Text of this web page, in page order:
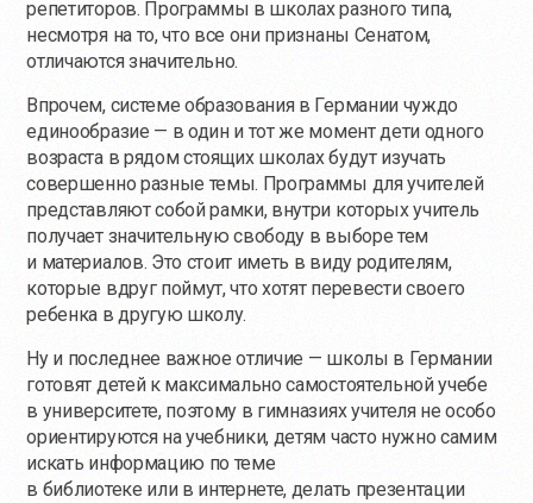
репетиторов. Программы в школах разного типа,
несмотря на то, что все они признаны Сенатом,
отличаются значительно.
Впрочем, системе образования в Германии чуждо
единообразие — в один и тот же момент дети одного
возраста в рядом стоящих школах будут изучать
совершенно разные темы. Программы для учителей
представляют собой рамки, внутри которых учитель
получает значительную свободу в выборе тем
и материалов. Это стоит иметь в виду родителям,
которые вдруг поймут, что хотят перевести своего
ребенка в другую школу.
Ну и последнее важное отличие — школы в Германии
готовят детей к максимально самостоятельной учебе
в университете, поэтому в гимназиях учителя не особо
ориентируются на учебники, детям часто нужно самим
искать информацию по теме
в библиотеке или в интернете, делать презентации